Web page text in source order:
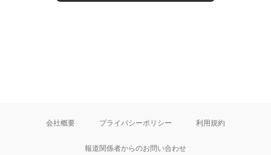
会社概要 プライバシーポリシー 利用規約
報道関係者からのお問い合わせ